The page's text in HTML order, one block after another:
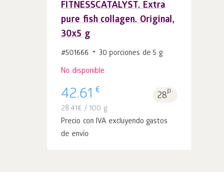
FITNESSCATALYST. Extra
pure fish collagen. Original,
30x5 g
#501666 30 porciones de 5 g
No disponible
42.61 € 28p.
28.41€ / 100 g
Precio con IVA excluyendo gastos
de envío